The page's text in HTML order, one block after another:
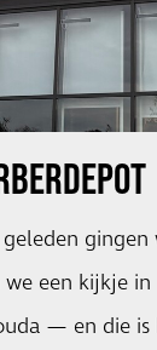
een kijkje
— en die is